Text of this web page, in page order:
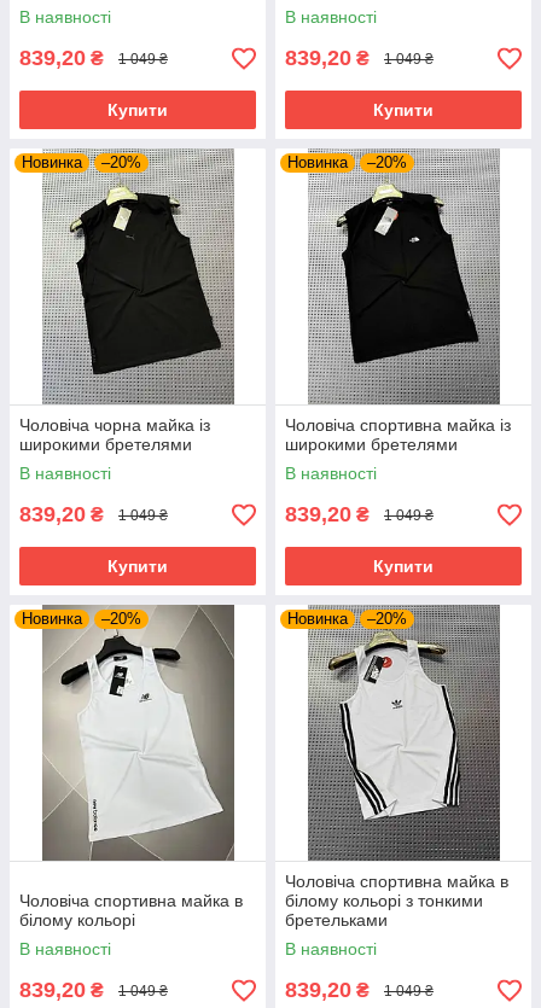
В наявності
839,20 ₴ 1 049 ₴
Купити
В наявності
839,20 ₴ 1 049 ₴
Купити
Новинка –20%
Чоловіча чорна майка із
широкими бретелями
В наявності
839,20 ₴ 1 049 ₴
Купити
Новинка –20%
Чоловіча спортивна майка із
широкими бретелями
В наявності
839,20 ₴ 1 049 ₴
Купити
Новинка –20%
Чоловіча спортивна майка в
білому кольорі
В наявності
839,20 ₴ 1 049 ₴
Новинка –20%
Чоловіча спортивна майка в
білому кольорі з тонкими
бретельками
В наявності
839,20 ₴ 1 049 ₴